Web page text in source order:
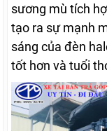
sương mù tích
tạo ra sự mạnh
sáng của đèn
tốt hơn và tuổi